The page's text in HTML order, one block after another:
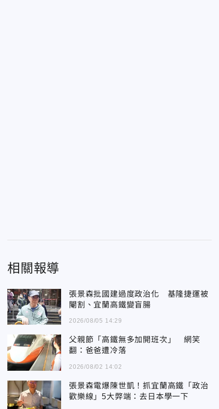
相關報導
張景森批國建過度政治化 基隆捷運被
閹割、宜蘭高鐵變盲腸
2026/08/05 14:29
父親節「高鐵無多加開班次」 網笑
翻：爸爸遭冷落
2026/08/02 14:02
張景森電爆陳世凱！抓宜蘭高鐵「政治
歡樂線」5大弊端：去日本學一下